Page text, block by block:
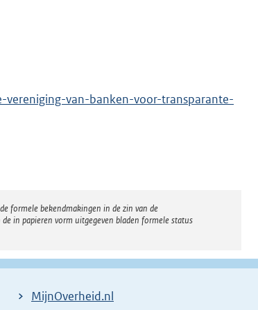
van-banken-voor-transparante-
formele bekendmakingen in de zin van de
in papieren vorm uitgegeven bladen formele status
MijnOverheid.nl